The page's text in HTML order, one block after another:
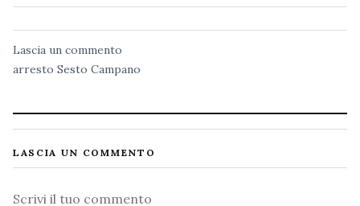
Lascia un commento
arresto Sesto Campano
LASCIA UN COMMENTO
Commento